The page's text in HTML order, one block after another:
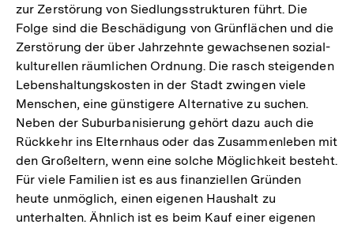
zur Zerstörung von Siedlungsstrukturen führt. Die
Folge sind die Beschädigung von Grünflächen und die
Zerstörung der über Jahrzehnte gewachsenen sozial-
kulturellen räumlichen Ordnung. Die rasch steigenden
Lebenshaltungskosten in der Stadt zwingen viele
Menschen, eine günstigere Alternative zu suchen.
Neben der Suburbanisierung gehört dazu auch die
Rückkehr ins Elternhaus oder das Zusammenleben mit
den Großeltern, wenn eine solche Möglichkeit besteht.
Für viele Familien ist es aus finanziellen Gründen
heute unmöglich, einen eigenen Haushalt zu
unterhalten. Ähnlich ist es beim Kauf einer eigenen